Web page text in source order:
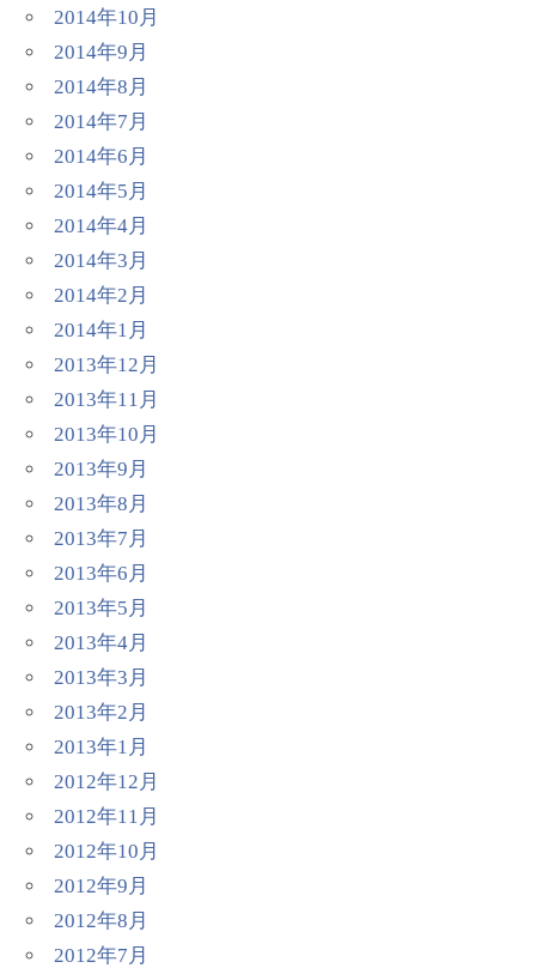
2014年10月
2014年9月
2014年8月
2014年7月
2014年6月
2014年5月
2014年4月
2014年3月
2014年2月
2014年1月
2013年12月
2013年11月
2013年10月
2013年9月
2013年8月
2013年7月
2013年6月
2013年5月
2013年4月
2013年3月
2013年2月
2013年1月
2012年12月
2012年11月
2012年10月
2012年9月
2012年8月
2012年7月